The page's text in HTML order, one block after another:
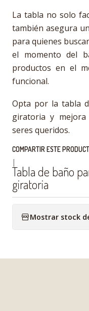
La tabla no solo
también asegura
para quienes
el momento del
productos en el
funcional.
Opta por la tabla
giratoria y
seres queridos.
COMPARTIR ESTE
|
Tabla de baño
giratoria
Mostrar stock